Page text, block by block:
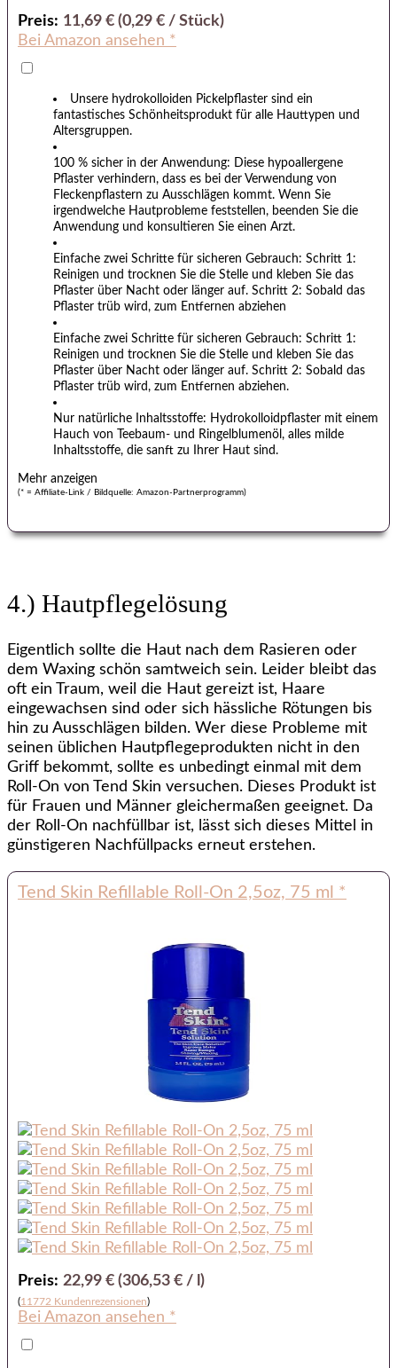
Preis: 11,69 € (0,29 € / Stück)
Bei Amazon ansehen *
Unsere hydrokolloiden Pickelpflaster sind ein
fantastisches Schönheitsprodukt für alle Hauttypen und
Altersgruppen.
100 % sicher in der Anwendung: Diese hypoallergene
Pflaster verhindern, dass es bei der Verwendung von
Fleckenpflastern zu Ausschlägen kommt. Wenn Sie
irgendwelche Hautprobleme feststellen, beenden Sie die
Anwendung und konsultieren Sie einen Arzt.
Einfache zwei Schritte für sicheren Gebrauch: Schritt 1:
Reinigen und trocknen Sie die Stelle und kleben Sie das
Pflaster über Nacht oder länger auf. Schritt 2: Sobald das
Pflaster trüb wird, zum Entfernen abziehen
Einfache zwei Schritte für sicheren Gebrauch: Schritt 1:
Reinigen und trocknen Sie die Stelle und kleben Sie das
Pflaster über Nacht oder länger auf. Schritt 2: Sobald das
Pflaster trüb wird, zum Entfernen abziehen.
Nur natürliche Inhaltsstoffe: Hydrokolloidpflaster mit einem
Hauch von Teebaum- und Ringelblumenöl, alles milde
Inhaltsstoffe, die sanft zu Ihrer Haut sind.
(* = Affiliate-Link / Bildquelle: Amazon-Partnerprogramm)
4.) Hautpflegelösung
Eigentlich sollte die Haut nach dem Rasieren oder
dem Waxing schön samtweich sein. Leider bleibt das
oft ein Traum, weil die Haut gereizt ist, Haare
eingewachsen sind oder sich hässliche Rötungen bis
hin zu Ausschlägen bilden. Wer diese Probleme mit
seinen üblichen Hautpflegeprodukten nicht in den
Griff bekommt, sollte es unbedingt einmal mit dem
Roll-On von Tend Skin versuchen. Dieses Produkt ist
für Frauen und Männer gleichermaßen geeignet. Da
der Roll-On nachfüllbar ist, lässt sich dieses Mittel in
günstigeren Nachfüllpacks erneut erstehen.
Tend Skin Refillable Roll-On 2,5oz, 75 ml *
Preis: 22,99 € (306,53 € / l)
(11772 Kundenrezensionen)
Bei Amazon ansehen *